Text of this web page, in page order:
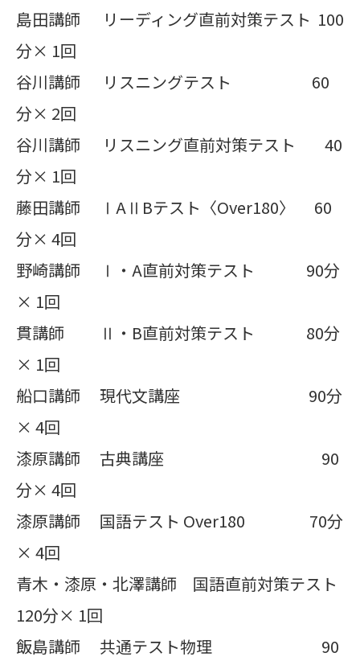
島田講師 リーディング直前対策テスト 100
分× 1回
谷川講師 リスニングテスト 60
分× 2回
谷川講師 リスニング直前対策テスト 40
分× 1回
藤田講師 ⅠAⅡBテスト〈Over180〉 60
分× 4回
野崎講師 Ⅰ・A直前対策テスト 90分
× 1回
貫講師 Ⅱ・B直前対策テスト 80分
× 1回
船口講師 現代文講座 90分
× 4回
漆原講師 古典講座 90
分× 4回
漆原講師 国語テスト Over180 70分
× 4回
青木・漆原・北澤講師 国語直前対策テスト
120分× 1回
飯島講師 共通テスト物理 90